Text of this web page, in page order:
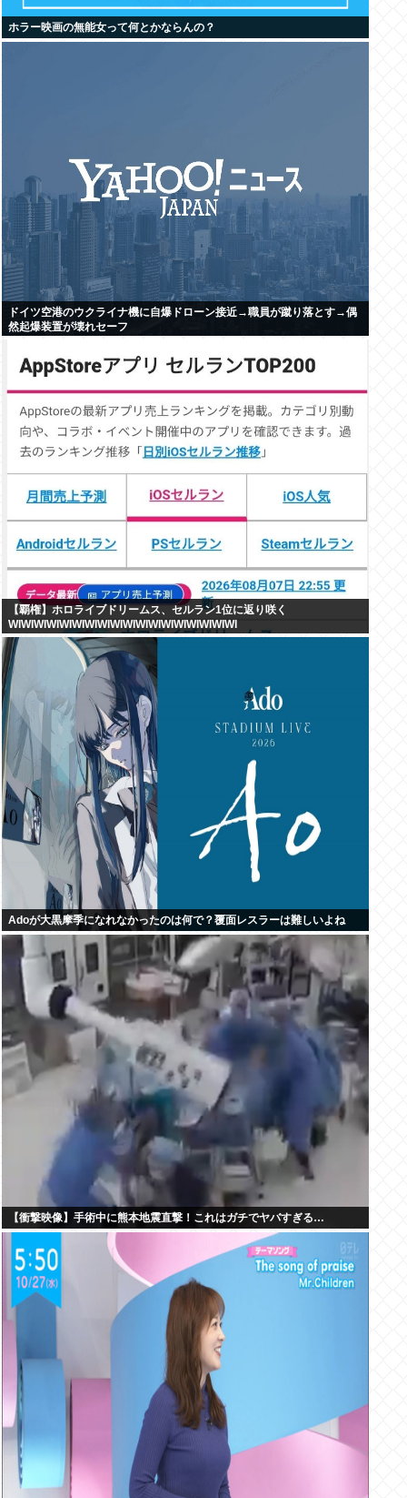
ホラー映画の無能女って何とかならんの？
ドイツ空港のウクライナ機に自爆ドローン接近→職員が蹴り落とす→偶
然起爆装置が壊れセーフ
【覇権】ホロライブドリームス、セルラン1位に返り咲く
WIWIWIWIWIWIWIWIWIWIWIWIWIWIWIWIWIWI
Adoが大黒摩季になれなかったのは何で？覆面レスラーは難しいよね
【衝撃映像】手術中に熊本地震直撃！これはガチでヤバすぎる…